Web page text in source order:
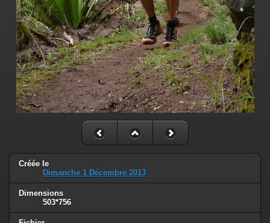
Créée le
Dimanche 1 Décembre 2013
Dimensions
503*756